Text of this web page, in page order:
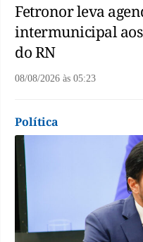
Fetronor leva
intermunicipal
do RN
08/08/2026 às 05:23
Política